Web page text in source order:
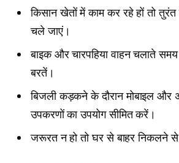
किसान खेतों में काम कर रहे हों तो तुरंत
चले जाएं।
बाइक और चारपहिया वाहन चलाते समय
बरतें।
बिजली कड़कने के दौरान मोबाइल और
उपकरणों का उपयोग सीमित करें।
जरूरत न हो तो घर से बाहर निकलने